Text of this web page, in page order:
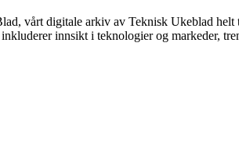
vårt digitale arkiv av Teknisk Ukeblad
innsikt i teknologier og markeder,